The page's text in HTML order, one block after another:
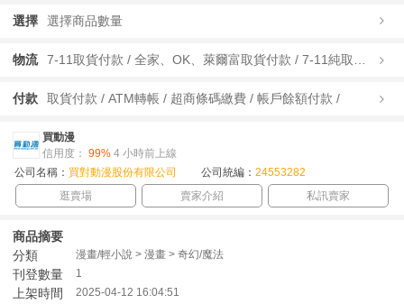
選擇 選擇商品數量
物流
付款 取貨付款 / ATM轉帳 / 超商條碼繳費 / 帳戶餘額付款 /
買動漫
信用度： 99% 4 小時前上線
公司名稱： 買對動漫股份有限公司 公司統編： 24553282
逛賣場
賣家介紹 私訊賣家
商品摘要
分類
漫畫/輕小說 > 漫畫 > 奇幻/魔法
刊登數量 1
上架時間 2025-04-12 16:04:51